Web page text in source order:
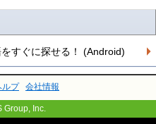
すぐに探せる！ (Android)
ルプ 会社情報
Group, Inc.